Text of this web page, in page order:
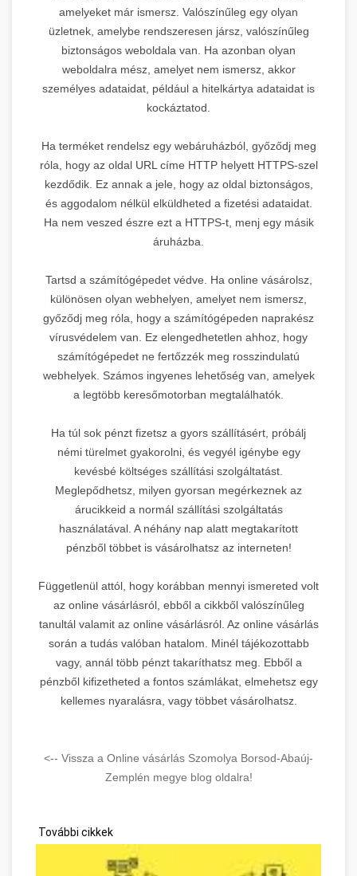
amelyeket már ismersz. Valószínűleg egy olyan
üzletnek, amelybe rendszeresen jársz, valószínűleg
biztonságos weboldala van. Ha azonban olyan
weboldalra mész, amelyet nem ismersz, akkor
személyes adataidat, például a hitelkártya adataidat is
kockáztatod.
Ha terméket rendelsz egy webáruházból, győződj meg
róla, hogy az oldal URL címe HTTP helyett HTTPS-szel
kezdődik. Ez annak a jele, hogy az oldal biztonságos,
és aggodalom nélkül elküldheted a fizetési adataidat.
Ha nem veszed észre ezt a HTTPS-t, menj egy másik
áruházba.
Tartsd a számítógépedet védve. Ha online vásárolsz,
különösen olyan webhelyen, amelyet nem ismersz,
győződj meg róla, hogy a számítógépeden naprakész
vírusvédelem van. Ez elengedhetetlen ahhoz, hogy
számítógépedet ne fertőzzék meg rosszindulatú
webhelyek. Számos ingyenes lehetőség van, amelyek
a legtöbb keresőmotorban megtalálhatók.
Ha túl sok pénzt fizetsz a gyors szállításért, próbálj
némi türelmet gyakorolni, és vegyél igénybe egy
kevésbé költséges szállítási szolgáltatást.
Meglepődhetsz, milyen gyorsan megérkeznek az
árucikkeid a normál szállítási szolgáltatás
használatával. A néhány nap alatt megtakarított
pénzből többet is vásárolhatsz az interneten!
Függetlenül attól, hogy korábban mennyi ismereted volt
az online vásárlásról, ebből a cikkből valószínűleg
tanultál valamit az online vásárlásról. Az online vásárlás
során a tudás valóban hatalom. Minél tájékozottabb
vagy, annál több pénzt takaríthatsz meg. Ebből a
pénzből kifizetheted a fontos számlákat, elmehetsz egy
kellemes nyaralásra, vagy többet vásárolhatsz.
<-- Vissza a Online vásárlás Szomolya Borsod-Abaúj-
Zemplén megye blog oldalra!
További cikkek